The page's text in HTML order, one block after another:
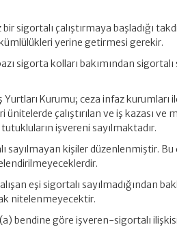
sigortalı çalıştırmaya başladığı
yerine getirmesi gerekir.
sigorta kolları bakımından sigortalı
Yurtları Kurumu; ceza infaz kurumları
çalıştırılan ve iş kazası ve
işvereni sayılmaktadır.
sayılmayan kişiler düzenlenmiştir.
eşi sigortalı sayılmadığından
nitelenmeyecektir.
bendine göre işveren-sigortalı